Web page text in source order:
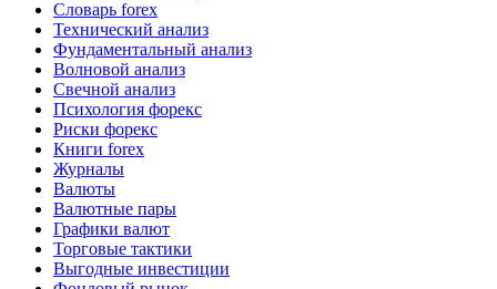
Словарь forex
Технический анализ
Фундаментальный анализ
Волновой анализ
Свечной анализ
Психология форекс
Риски форекс
Книги forex
Журналы
Валюты
Валютные пары
Графики валют
Торговые тактики
Выгодные инвестиции